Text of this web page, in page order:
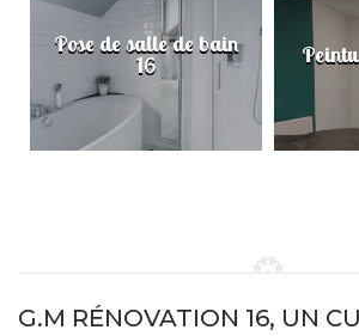
Pose de salle de bain
16
G.M RÉNOVATION 16, UN